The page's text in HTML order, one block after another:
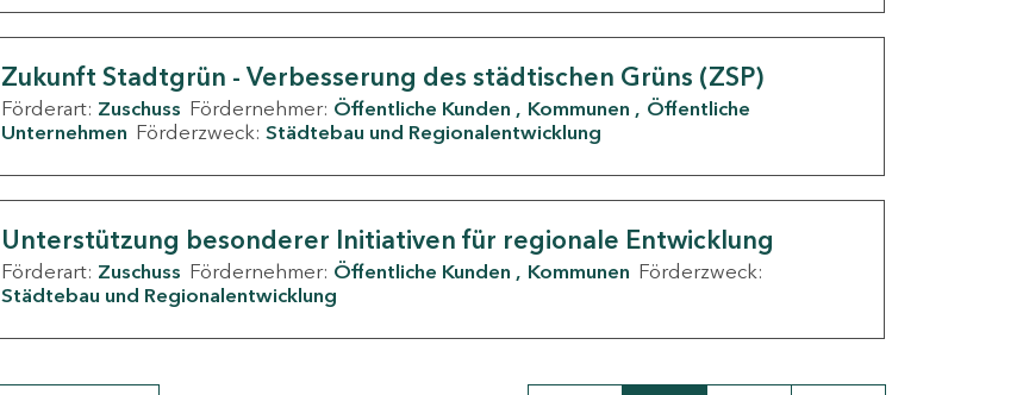
Zukunft Stadtgrün - Verbesserung des städtischen Grüns (ZSP)
Förderart: Zuschuss Fördernehmer: Öffentliche Kunden Kommunen
Öffentliche
Unternehmen Förderzweck: Städtebau und Regionalentwicklung
Unterstützung besonderer Initiativen für regionale Entwicklung
Förderart: Zuschuss Fördernehmer: Öffentliche Kunden Kommunen Förderzweck:
Städtebau und Regionalentwicklung